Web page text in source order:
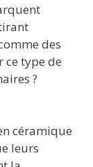
des
type de
?
céramique
leurs